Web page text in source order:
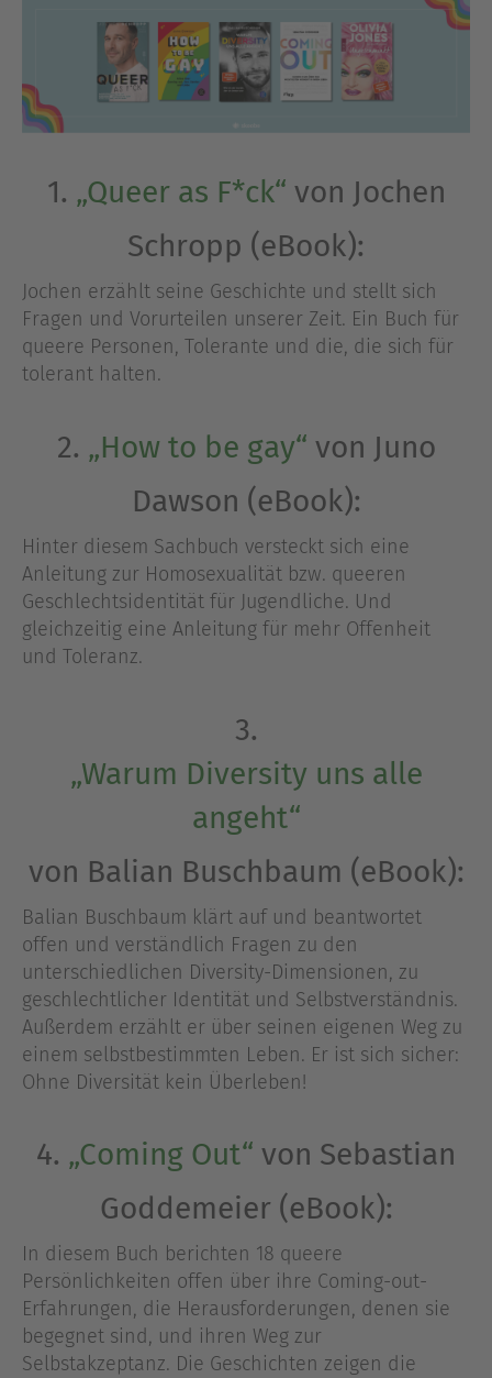
1. „Queer as F*ck“ von Jochen
Schropp (eBook):
Jochen erzählt seine Geschichte und stellt sich
Fragen und Vorurteilen unserer Zeit. Ein Buch für
queere Personen, Tolerante und die, die sich für
tolerant halten.
2. „How to be gay“ von Juno
Dawson (eBook):
Hinter diesem Sachbuch versteckt sich eine
Anleitung zur Homosexualität bzw. queeren
Geschlechtsidentität für Jugendliche. Und
gleichzeitig eine Anleitung für mehr Offenheit
und Toleranz.
3.
„Warum Diversity uns alle
angeht“
von Balian Buschbaum (eBook):
Balian Buschbaum klärt auf und beantwortet
offen und verständlich Fragen zu den
unterschiedlichen Diversity-Dimensionen, zu
geschlechtlicher Identität und Selbstverständnis.
Außerdem erzählt er über seinen eigenen Weg zu
einem selbstbestimmten Leben. Er ist sich sicher:
Ohne Diversität kein Überleben!
4. „Coming Out“ von Sebastian
Goddemeier (eBook):
In diesem Buch berichten 18 queere
Persönlichkeiten offen über ihre Coming-out-
Erfahrungen, die Herausforderungen, denen sie
begegnet sind, und ihren Weg zur
Selbstakzeptanz. Die Geschichten zeigen die